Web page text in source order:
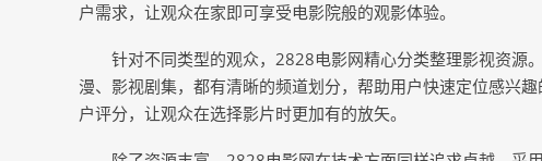
户需求，让观众在家即可享受电影院般的观影体验。
针对不同类型的观众，2828电影网精心分类整理影视资源
漫、影视剧集，都有清晰的频道划分，帮助用户快速定位感兴
户评分，让观众在选择影片时更加有的放矢。